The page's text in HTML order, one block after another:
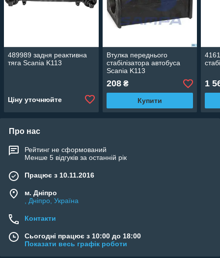
489989 задня реактивна
тяга Scania K113
Ціну уточнюйте
Втулка переднього
стабілізатора автобуса
Scania K113
208₴
Купити
1
Про нас
Рейтинг не сформований
Менше 5 відгуків за останній рік
Працює з 10.11.2016
м. Дніпро
, Дніпро, Україна
Контакти
Сьогодні працює з 10:00 до 18:00
Показати весь графік роботи